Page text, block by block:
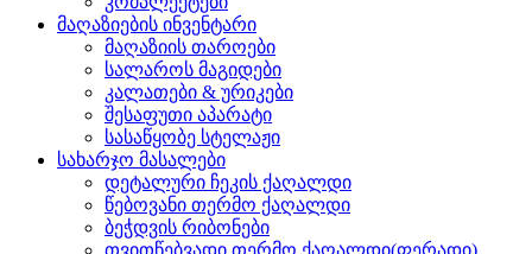
მაღაზიების ინვენტარი
მაღაზიის თაროები
სალაროს მაგიდები
კალათები & ურიკები
შესაფუთი აპარატი
სასაწყობე სტელაჟი
სახარჯო მასალები
დეტალური ჩეკის ქაღალდი
წებოვანი თერმო ქაღალდი
ბეჭდვის რიბონები
თვითწებვადი თერმო ქაღალდი(ფერადი)